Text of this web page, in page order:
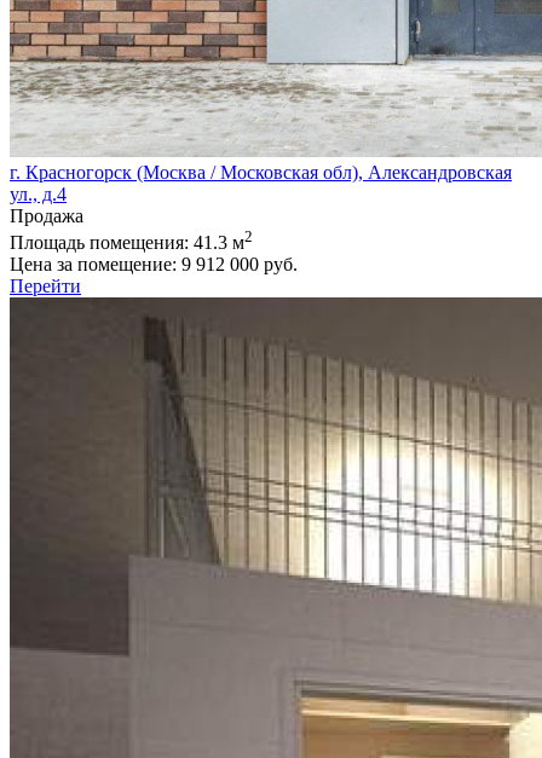
г. Красногорск (Москва / Московская обл), Александровская
ул., д.4
Продажа
Площадь помещения: 41.3 м2
Цена за помещение: 9 912 000 руб.
Перейти